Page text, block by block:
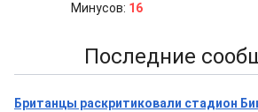
Минусов: 16
Последние
Британцы раскритиковали стадион